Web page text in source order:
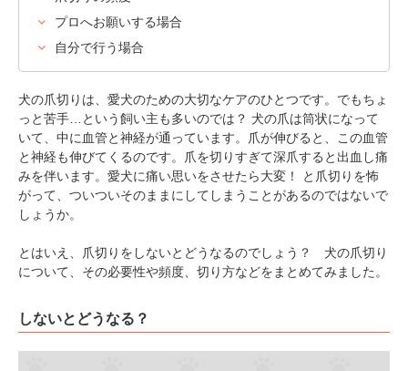
プロへお願いする場合
自分で行う場合
犬の爪切りは、愛犬のための大切なケアのひとつです。でもちょ
っと苦手…という飼い主も多いのでは？ 犬の爪は筒状になって
いて、中に血管と神経が通っています。爪が伸びると、この血管
と神経も伸びてくるのです。爪を切りすぎて深爪すると出血し痛
みを伴います。愛犬に痛い思いをさせたら大変！ と爪切りを怖
がって、ついついそのままにしてしまうことがあるのではないで
しょうか。
とはいえ、爪切りをしないとどうなるのでしょう？ 犬の爪切り
について、その必要性や頻度、切り方などをまとめてみました。
しないとどうなる？